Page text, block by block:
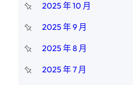
2025 年 10 月
2025 年 9 月
2025 年 8 月
2025 年 7 月